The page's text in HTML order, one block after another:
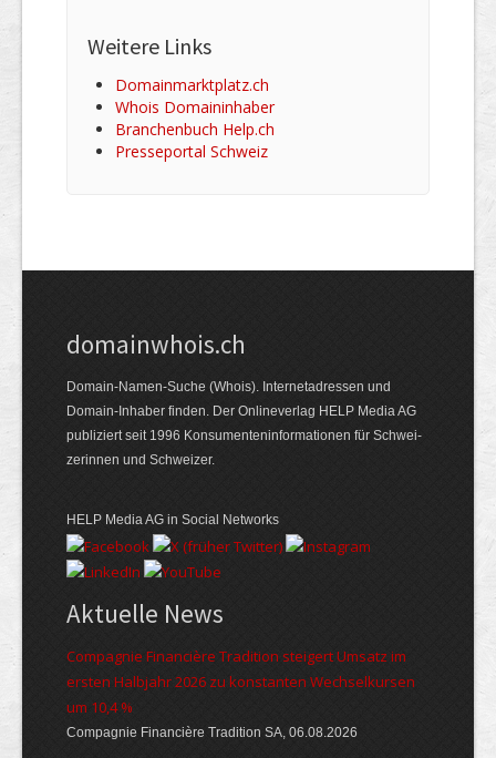
Weitere Links
Domainmarktplatz.ch
Whois Domaininhaber
Branchenbuch Help.ch
Presseportal Schweiz
domainwhois.ch
Domain-Namen-Suche (Whois). Internet­adressen und
Domain-Inhaber finden. Der Online­verlag HELP Media AG
publiziert seit 1996 Konsumenten­informationen für Schwei­
zerinnen und Schweizer.
HELP Media AG in Social Networks
Aktuelle News
Compagnie Financière Tradition steigert Umsatz im
ersten Halbjahr 2026 zu konstanten Wechselkursen
um 10,4 %
Compagnie Financière Tradition SA, 06.08.2026